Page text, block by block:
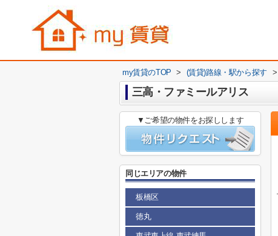
my賃貸のTOP > (賃貸)路線・駅から探す >
三高・ファミールアリス
▼ご希望の物件をお探しします
同じエリアの物件
板橋区
徳丸